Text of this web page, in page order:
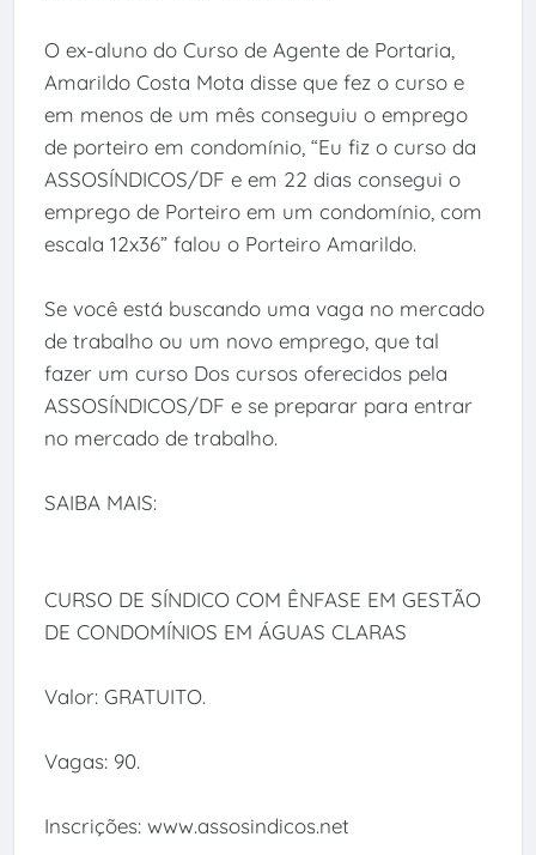
O ex-aluno do Curso de Agente de Portaria,
Amarildo Costa Mota disse que fez o curso e
em menos de um mês conseguiu o emprego
de porteiro em condomínio, “Eu fiz o curso da
ASSOSÍNDICOS/DF e em 22 dias consegui o
emprego de Porteiro em um condomínio, com
escala 12x36” falou o Porteiro Amarildo.
Se você está buscando uma vaga no mercado
de trabalho ou um novo emprego, que tal
fazer um curso Dos cursos oferecidos pela
ASSOSÍNDICOS/DF e se preparar para entrar
no mercado de trabalho.
SAIBA MAIS:
CURSO DE SÍNDICO COM ÊNFASE EM GESTÃO
DE CONDOMÍNIOS EM ÁGUAS CLARAS
Valor: GRATUITO.
Vagas: 90.
Inscrições: www.assosindicos.net